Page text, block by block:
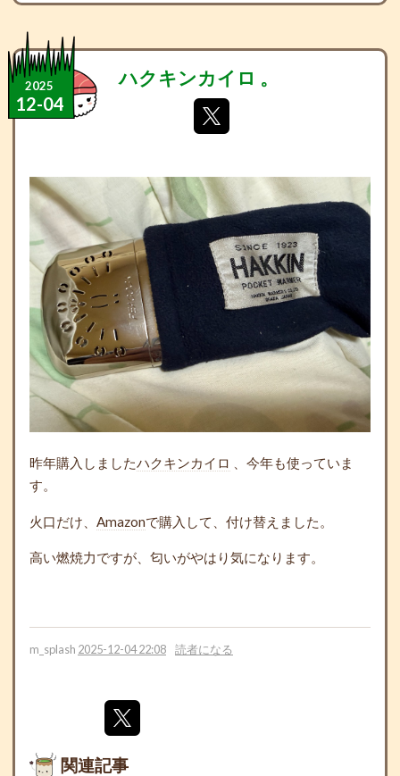
2025
12-04
ハクキンカイロ 。
昨年購入しましたハクキンカイロ
、今年も使っていま
す。
火口だけ、 Amazonで購入して、付け替えました。
高い燃焼力ですが、匂いがやはり気になります。
m_splash 2025-12-04 22:08 読者になる
関連記事